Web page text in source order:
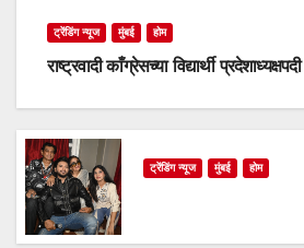
ट्रेंडिंग न्यूज मुंबई होम
राष्ट्रवादी काँग्रेसच्या विद्यार्थी
ट्रेंडिंग न्यूज मुंबई होम